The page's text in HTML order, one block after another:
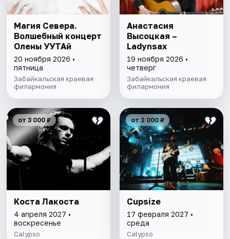
Магия Севера.
Волшебный концерт
Олены УУТАй
20 ноября 2026 •
пятница
Забайкальская краевая
филармония
Анастасия
Высоцкая –
Ladynsax
19 ноября 2026 •
четверг
Забайкальская краевая
филармония
от 3 000 ₽
Коста Лакоста
4 апреля 2027 •
воскресенье
Calypso
от 2 000 ₽
Cupsize
17 февраля 2027 •
среда
Calypso